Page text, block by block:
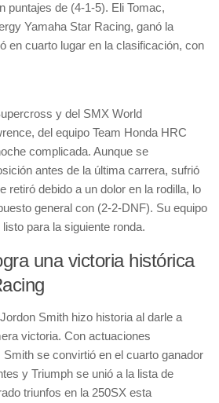
puntajes de (4-1-5). Eli Tomac,
Yamaha Star Racing, ganó la
en cuarto lugar en la clasificación, con
y del SMX World
del equipo Team Honda HRC
complicada. Aunque se
antes de la última carrera, sufrió
retiró debido a un dolor en la rodilla, lo
general con (2-2-DNF). Su equipo
para la siguiente ronda.
una victoria histórica
Smith hizo historia al darle a
victoria. Con actuaciones
se convirtió en el cuarto ganador
y Triumph se unió a la lista de
triunfos en la 250SX esta